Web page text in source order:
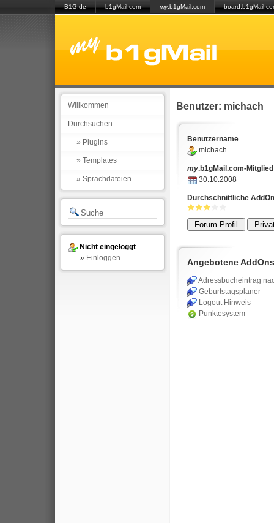
B1G.de b1gMail.com my.b1gMail.com
Willkommen
Durchsuchen
» Plugins
» Templates
» Sprachdateien
Nicht eingeloggt
» Einloggen
Benutzer: michach
Benutzername
michach
my.b1gMail.com-
30.10.2008
Durchschnittliche
Angebotene AddOns
Adressbucheintrag
Geburtstagsplaner
Logout Hinweis
Punktesystem